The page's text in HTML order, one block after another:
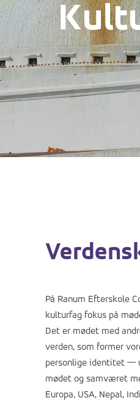
På Ranum Efterskole
kulturfag fokus på
Det er mødet med
verden, som former
personlige identitet —
mødet og samværet
Europa, USA, Nepal,